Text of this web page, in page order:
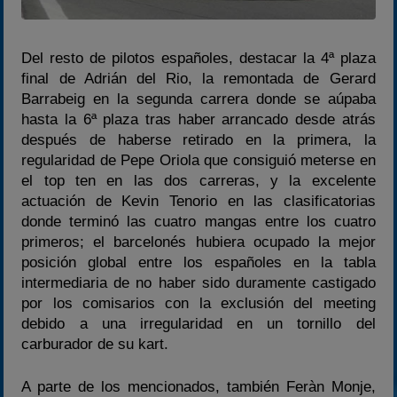
Del resto de pilotos españoles, destacar la 4ª plaza
final de Adrián del Rio, la remontada de Gerard
Barrabeig en la segunda carrera donde se aúpaba
hasta la 6ª plaza tras haber arrancado desde atrás
después de haberse retirado en la primera, la
regularidad de Pepe Oriola que consiguió meterse en
el top ten en las dos carreras, y la excelente
actuación de Kevin Tenorio en las clasificatorias
donde terminó las cuatro mangas entre los cuatro
primeros; el barcelonés hubiera ocupado la mejor
posición global entre los españoles en la tabla
intermediaria de no haber sido duramente castigado
por los comisarios con la exclusión del meeting
debido a una irregularidad en un tornillo del
carburador de su kart.
A parte de los mencionados, también Feràn Monje,